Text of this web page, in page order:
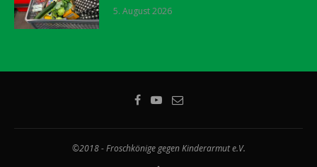
5. August 2026
©2018 - Froschkönige gegen Kinderarmut e.V.